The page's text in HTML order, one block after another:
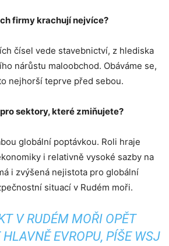
firmy krachují nejvíce?
čísel vede stavebnictví, z hlediska
nárůstu maloobchod. Obáváme se,
nejhorší teprve před sebou.
sektory, které zmiňujete?
globální poptávkou. Roli hraje
i relativně vysoké sazby na
i zvýšená nejistota pro globální
situací v Rudém moři.
V RUDÉM MOŘI OPĚT
EVROPU, PÍŠE WSJ